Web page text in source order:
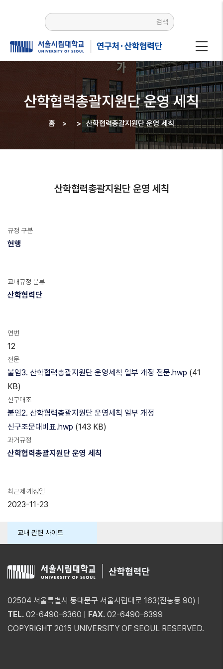
검색
산학협력총괄지원단 운영 세칙
경로
홈 > > 산학협력총괄지원단 운영 세칙
산학협력총괄지원단 운영 세칙
규정 구분
현행
교내규정 분류
산학협력단
연번
12
전문
붙임3. 산학협력총괄지원단 운영세칙 일부 개정 전문.hwp (41
KB)
신구대조
붙임2. 산학협력총괄지원단 운영세칙 일부 개정
신구조문대비표.hwp (143 KB)
과거규정
산학협력총괄지원단 운영 세칙
최근제·개정일
2023-11-23
교내 관련 사이트
02504 서울특별시 동대문구 서울시립대로 163(전농동 90) |
TEL. 02-6490-6360 | FAX. 02-6490-6399
COPYRIGHT 2015 UNIVERSITY OF SEOUL RESERVED.